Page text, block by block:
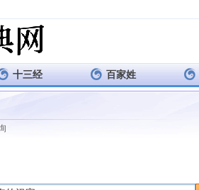
十三经 百家姓